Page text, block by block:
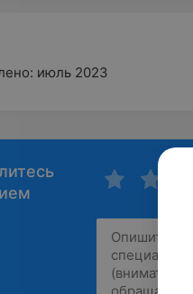
июль 2023